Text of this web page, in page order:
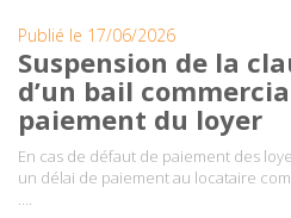
Publié le 17/06/2026
Suspension de la
d’un bail
paiement du loyer
En cas de défaut de paiement des
un délai de paiement au locataire
….